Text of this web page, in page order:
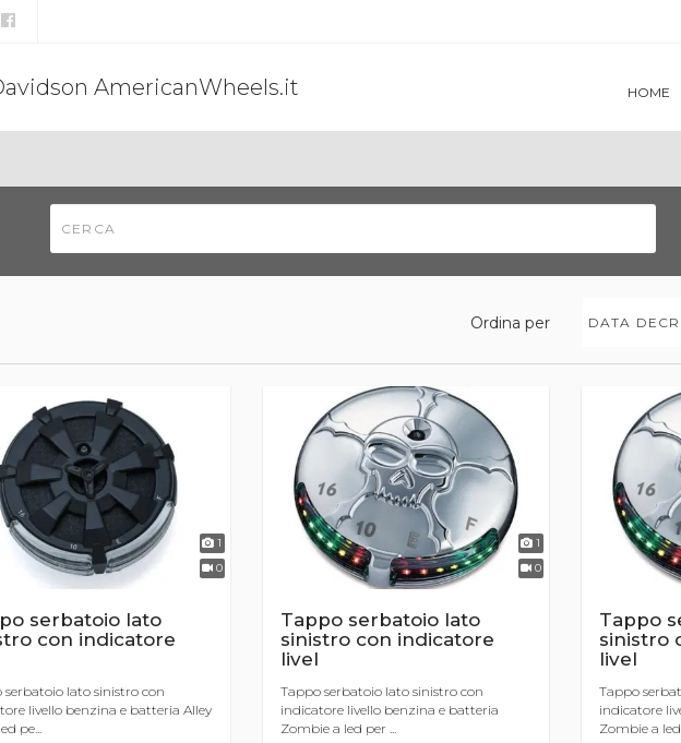
AmericanWheels.it HOME
Ordina per DATA
1
0
serbatoio lato
con indicatore
serbatoio lato sinistro con
livello benzina e batteria Alley
pe...
1
0
Tappo serbatoio lato
sinistro con indicatore
livel
Tappo serbatoio lato sinistro con
indicatore livello benzina e batteria
Zombie a led per ...
Tappo
sinistro
livel
Tappo
indicatore
Zombie a led